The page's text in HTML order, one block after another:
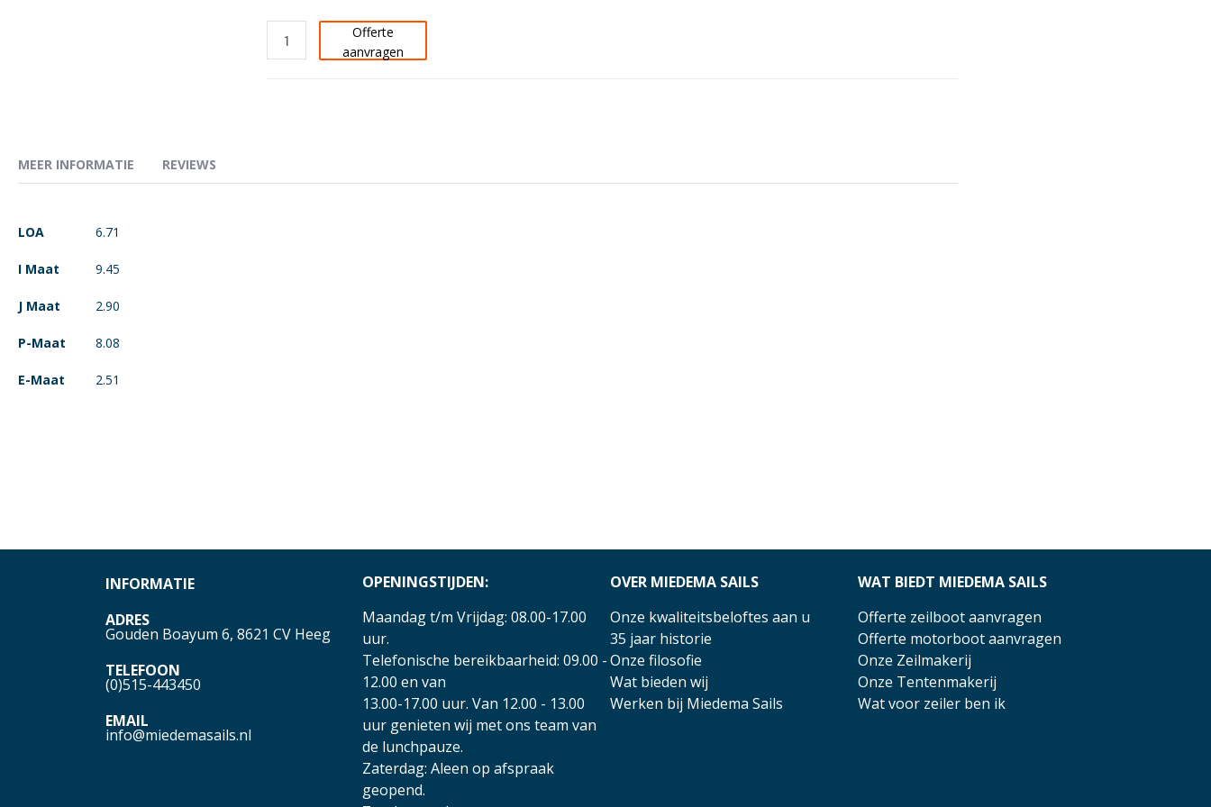
Offerte
aanvragen
MEER INFORMATIE
Meer
LOA 6.71
I Maat 9.45
J Maat 2.90
P-Maat 8.08
E-Maat 2.51
REVIEWS
INFORMATIE
ADRES
Gouden Boayum 6, 8621 CV Heeg
TELEFOON
(0)515-443450
EMAIL
info@miedemasails.nl
OPENINGSTIJDEN:
Maandag t/m Vrijdag: 08.00-17.00
uur.
Telefonische bereikbaarheid: 09.00 -
12.00 en van
13.00-17.00 uur. Van 12.00 - 13.00
uur genieten wij met ons team van
de lunchpauze.
Zaterdag: Aleen op afspraak
geopend.
OVER MIEDEMA SAILS
Onze kwaliteitsbeloftes aan u
35 jaar historie
Onze filosofie
Wat bieden wij
Werken bij Miedema Sails
WAT BIEDT MIEDEMA SAILS
Offerte zeilboot aanvragen
Offerte motorboot aanvragen
Onze Zeilmakerij
Onze Tentenmakerij
Wat voor zeiler ben ik